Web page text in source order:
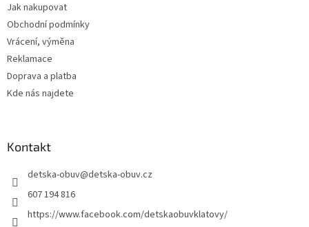
Jak nakupovat
Obchodní podmínky
Vrácení, výměna
Reklamace
Doprava a platba
Kde nás najdete
Kontakt
detska-obuv@detska-obuv.cz
607 194 816
https://www.facebook.com/detskaobuvklatovy/